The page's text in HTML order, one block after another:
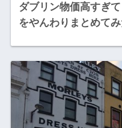
ダブリン物価高すぎ
をやんわりまとめて